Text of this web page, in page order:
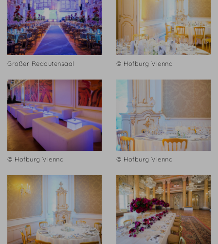
Großer Redoutensaal © Hofburg Vienna
© Hofburg Vienna © Hofburg Vienna